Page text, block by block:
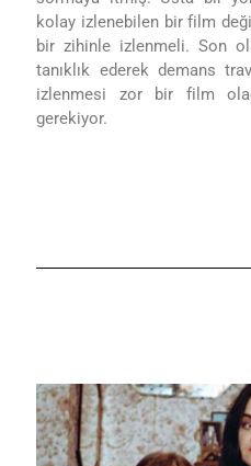
kolay izlenebilen bir film
bir zihinle izlenmeli. Son
tanıklık ederek demans
izlenmesi zor bir film
gerekiyor.